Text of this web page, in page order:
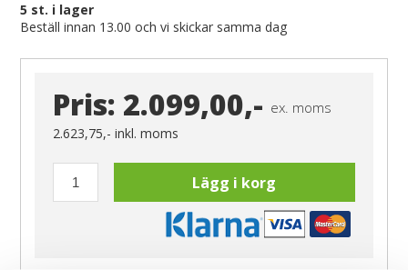
5 st. i lager
Beställ innan 13.00 och vi skickar samma dag
Pris: 2.099,00,- ex. moms
2.623,75,-inkl. moms
Lägg i korg